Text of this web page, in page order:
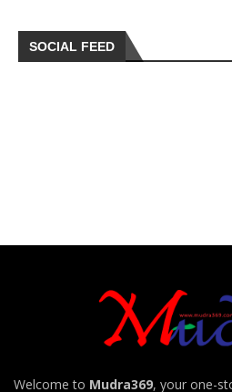
SOCIAL FEED
Welcome to Mudra369, your one-